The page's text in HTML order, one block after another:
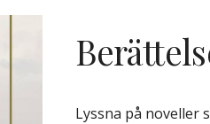
Lyssna på noveller